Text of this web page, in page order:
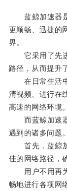
蓝鲸加速器是
更顺畅、迅捷的
界。
它采用了先进
路径，从而提升
在日常生活中
清视频、进行在
高速的网络环境。
而蓝鲸加速器
遇到的诸多问题。
首先，蓝鲸加
佳的网络路径，
用户不用再为
畅地进行各项网